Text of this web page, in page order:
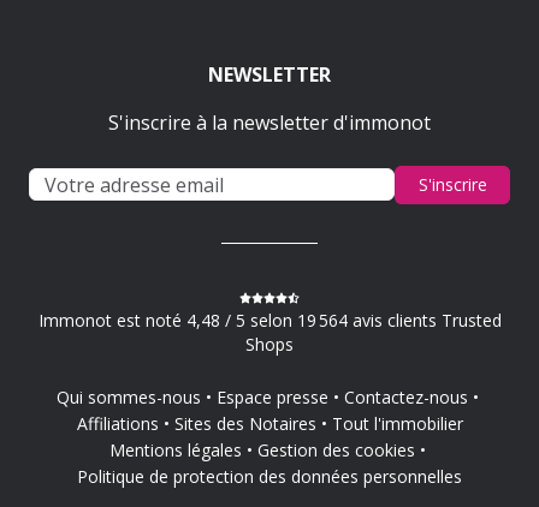
NEWSLETTER
S'inscrire à la newsletter d'immonot
S'inscrire
Immonot est noté 4,48 / 5 selon 19 564 avis clients Trusted
Shops
Qui sommes-nous Espace presse
Contactez-nous
Affiliations
Sites des Notaires
Tout l'immobilier
Mentions légales
Gestion des cookies
Politique de protection des données personnelles